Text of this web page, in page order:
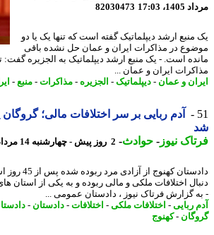
17:03
82030473
ارشد دیپلماتیک گفته است که تنها یک یا دو
در مذاکرات ایران و عمان حل نشده باقی
است. - یک منبع ارشد دیپلماتیک به الجزیره گفت: تنها
ایران و عمان ...
و عمان-دیپلماتیک-الجزیره-مذاکرات- منبع -ایران -
نیوز-حوادث -2 روز پیش - چهارشنبه 14 مرداد 1405، 16:50
دادستان کهنوج از آزادی
اختلافات ملکی و مالی ربوده و به یکی از استان های
گزارش فرتاک نیوز ، دادستان عمومی ...
ربایی -اختلافات ملکی-اختلافات-دادستان-دادستان
-کهنوج